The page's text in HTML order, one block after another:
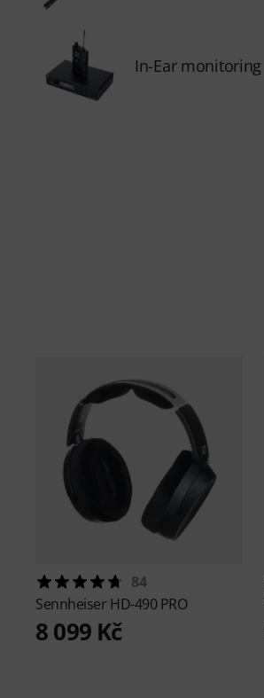
In-Ear monitoring
84
Sennheiser HD-490 PRO
8 099 Kč